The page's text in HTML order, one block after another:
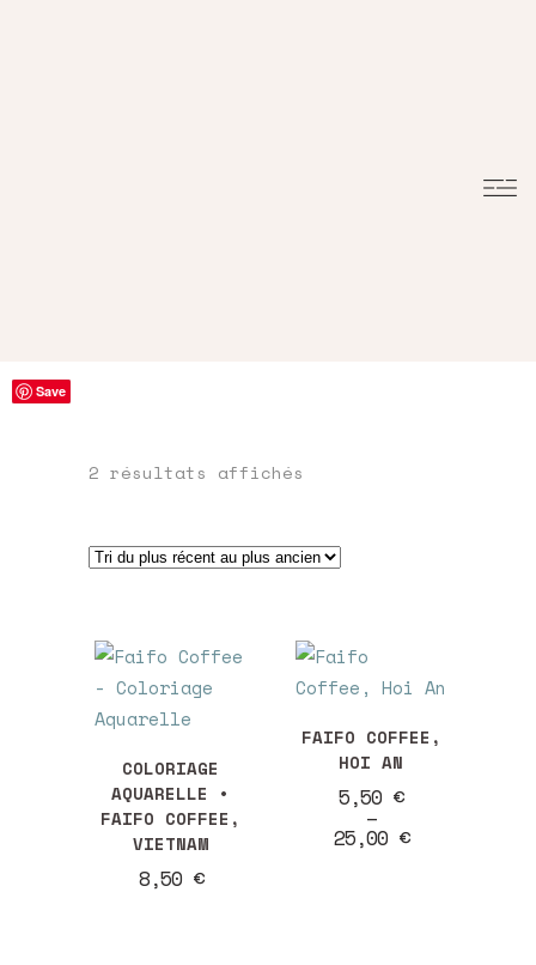
2 résultats affichés
récent
au
plus
Save
COLORIAGE
AQUARELLE •
FAIFO COFFEE,
VIETNAM
8,50 €
Save
produit
plusieurs
variations.
FAIFO COFFEE,
HOI AN
5,50 €
–
25,00 €
Plage
de
prix :